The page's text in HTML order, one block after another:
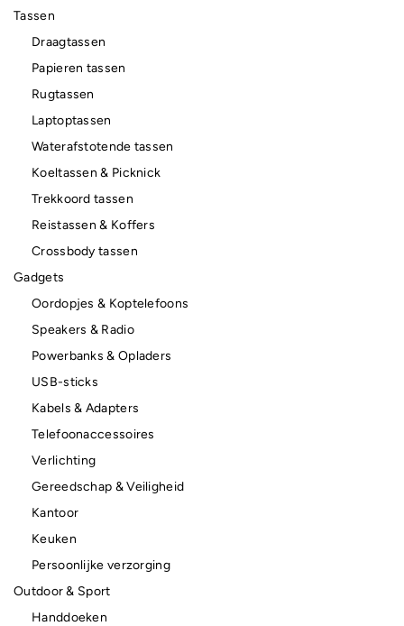
Tassen
Draagtassen
Papieren tassen
Rugtassen
Laptoptassen
Waterafstotende tassen
Koeltassen & Picknick
Trekkoord tassen
Reistassen & Koffers
Crossbody tassen
Gadgets
Oordopjes & Koptelefoons
Speakers & Radio
Powerbanks & Opladers
USB-sticks
Kabels & Adapters
Telefoonaccessoires
Verlichting
Gereedschap & Veiligheid
Kantoor
Keuken
Persoonlijke verzorging
Outdoor & Sport
Handdoeken